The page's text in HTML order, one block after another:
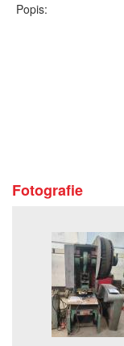
Popis:
Fotografie